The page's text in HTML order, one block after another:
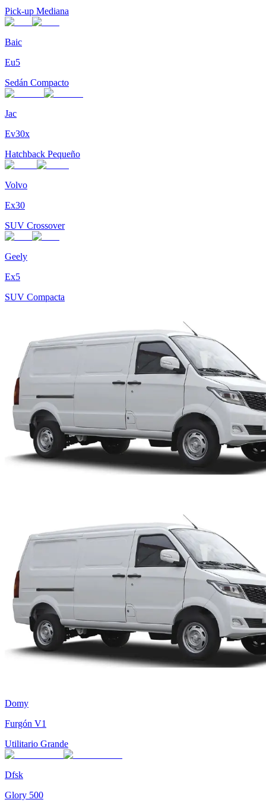
Pick-up Mediana
Baic
Eu5
Sedán Compacto
Jac
Ev30x
Hatchback Pequeño
Volvo
Ex30
SUV Crossover
Geely
Ex5
SUV Compacta
Domy
Furgón V1
Utilitario Grande
Dfsk
Glory 500